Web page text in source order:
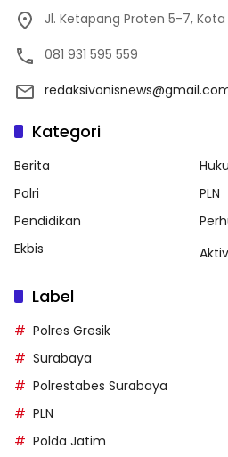
Jl. Ketapang Proten 5-7,
081 931 595 559
Kategori
Berita
Polri
PLN
Pendidikan
Ekbis
Label
Polres Gresik
Surabaya
Polrestabes Surabaya
PLN
Polda Jatim